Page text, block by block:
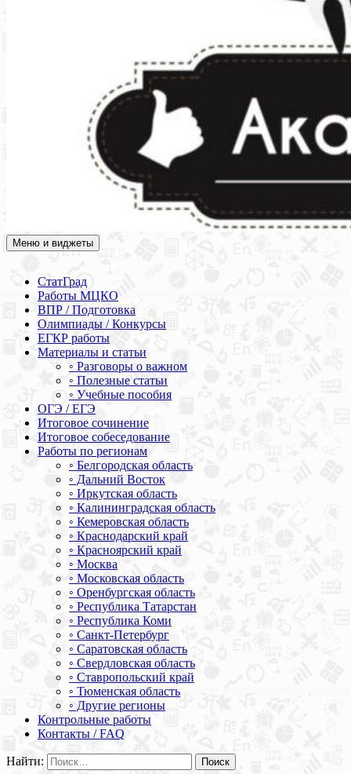
Академия СОВА
Подготовка к ЕГЭ, ОГЭ, ВПР, МЦКО, СтатГрад, КДР, ВОШ,
Меню и виджеты
СтатГрад
Работы МЦКО
ВПР / Подготовка
Олимпиады / Конкурсы
ЕГКР работы
Материалы и статьи
◦ Разговоры о важном
◦ Полезные статьи
◦ Учебные пособия
ОГЭ / ЕГЭ
Итоговое сочинение
Итоговое собеседование
Работы по регионам
◦ Белгородская область
◦ Дальний Восток
◦ Иркутская область
◦ Калининградская область
◦ Кемеровская область
◦ Краснодарский край
◦ Красноярский край
◦ Москва
◦ Московская область
◦ Оренбургская область
◦ Республика Татарстан
◦ Республика Коми
◦ Санкт-Петербург
◦ Саратовская область
◦ Свердловская область
◦ Ставропольский край
◦ Тюменская область
◦ Другие регионы
Контрольные работы
Контакты / FAQ
Найти: